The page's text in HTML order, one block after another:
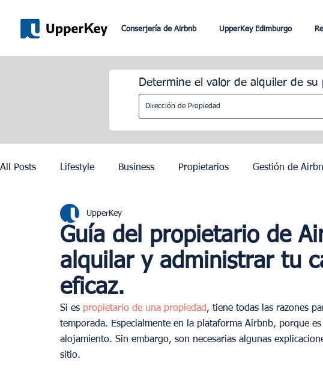
Conserjería de Airbnb UpperKey Edimburgo
Determine el valor de alquiler de su
All Posts Lifestyle Business Propietarios Gestión de
Romaníes Dubai
Juegos Olímpicos de París 2024
Guía del propietario de
alquilar y administrar tu
eficaz.
UpperKey
Si es propietario de una propiedad, tiene todas las razones
temporada. Especialmente en la plataforma Airbnb, porque
alojamiento. Sin embargo, son necesarias algunas
sitio.